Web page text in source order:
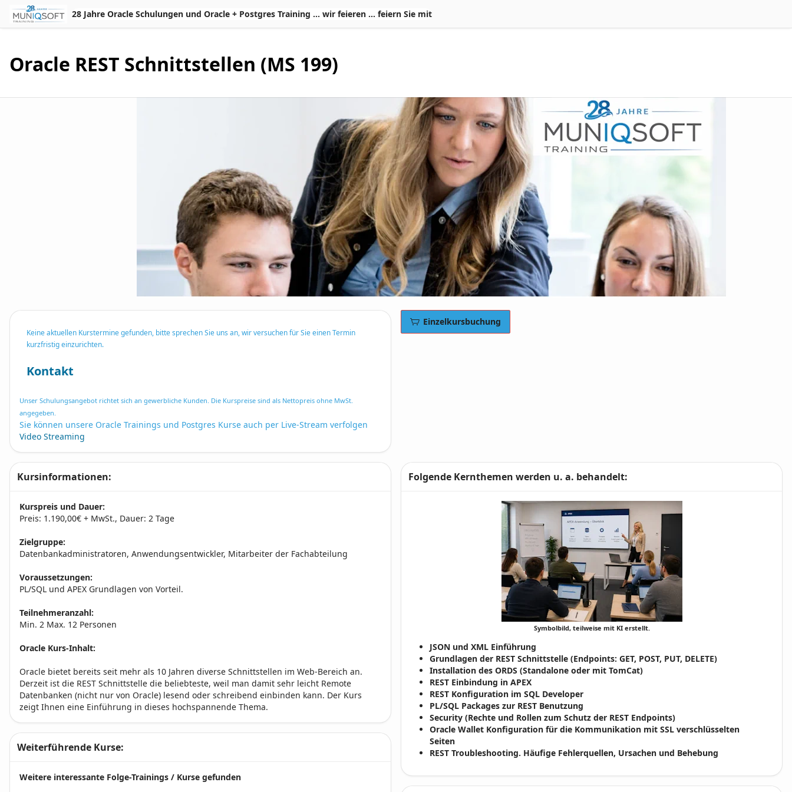
Skip to Main Content
28 Jahre Oracle Schulungen und Oracle + Postgres Training ... wir feieren ... feiern Sie mit
Oracle REST Schnittstellen (MS 199)
Keine aktuellen Kurstermine gefunden, bitte sprechen Sie uns an, wir versuchen für Sie einen Termin
kurzfristig einzurichten.
Kontakt
Unser Schulungsangebot richtet sich an gewerbliche Kunden. Die Kurspreise sind als Nettopreis ohne MwSt.
angegeben.
Sie können unsere Oracle Trainings und Postgres Kurse auch per Live-Stream verfolgen
Video Streaming
Einzelkursbuchung
Kursinformationen:
Kurspreis und Dauer:
Preis: 1.190,00€ + MwSt., Dauer: 2 Tage
Zielgruppe:
Datenbankadministratoren, Anwendungsentwickler, Mitarbeiter der Fachabteilung
Voraussetzungen:
PL/SQL und APEX Grundlagen von Vorteil.
Teilnehmeranzahl:
Min. 2 Max. 12 Personen
Oracle Kurs-Inhalt:
Oracle bietet bereits seit mehr als 10 Jahren diverse Schnittstellen im Web-Bereich an.
Derzeit ist die REST Schnittstelle die beliebteste, weil man damit sehr leicht Remote
Datenbanken (nicht nur von Oracle) lesend oder schreibend einbinden kann. Der Kurs
zeigt Ihnen eine Einführung in dieses hochspannende Thema.
Weiterführende Kurse:
Weitere interessante Folge-Trainings / Kurse gefunden
Folgende Kernthemen werden u. a. behandelt:
Symbolbild, teilweise mit KI erstellt.
JSON und XML Einführung
Grundlagen der REST Schnittstelle (Endpoints: GET, POST, PUT, DELETE)
Installation des ORDS (Standalone oder mit TomCat)
REST Einbindung in APEX
REST Konfiguration im SQL Developer
PL/SQL Packages zur REST Benutzung
Security (Rechte und Rollen zum Schutz der REST Endpoints)
Oracle Wallet Konfiguration für die Kommunikation mit SSL verschlüsselten
Seiten
REST Troubleshooting. Häufige Fehlerquellen, Ursachen und Behebung